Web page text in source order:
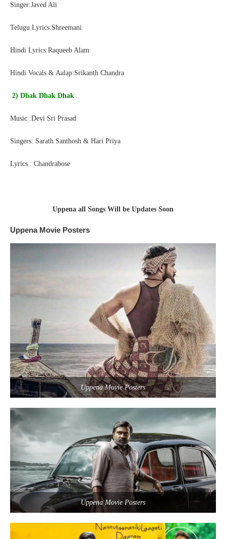
Singer:Javed Ali
Telugu Lyrics:Shreemani
Hindi Lyrics:Raqueeb Alam
Hindi Vocals & Aalap:Srikanth Chandra
2) Dhak Dhak Dhak
Music :Devi Sri Prasad
Singers: Sarath Santhosh & Hari Priya
Lyrics : Chandrabose
Uppena all Songs Will be Updates Soon
Uppena Movie Posters
Uppena Movie Posters
Uppena Movie Posters